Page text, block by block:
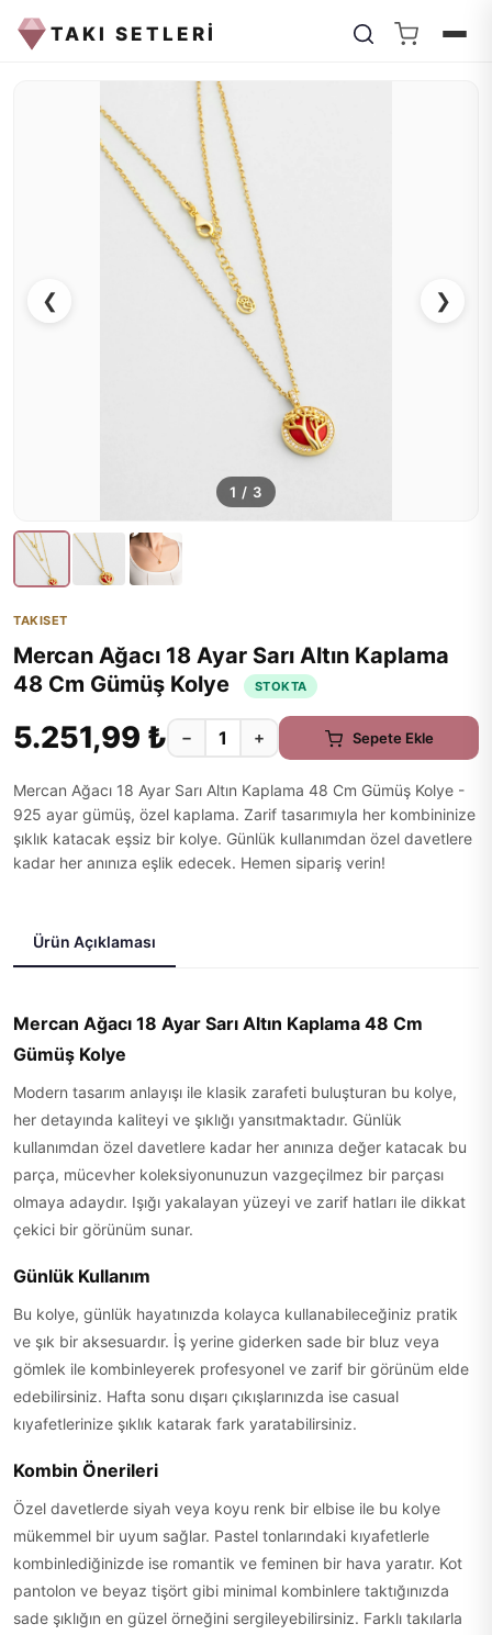
TAKI SETLERİ
❮ ❯
1 / 3
TAKISET
Mercan Ağacı 18 Ayar Sarı Altın Kaplama
48 Cm Gümüş Kolye
STOKTA
5.251,99 ₺ − + Sepete Ekle
Mercan Ağacı 18 Ayar Sarı Altın Kaplama 48 Cm Gümüş Kolye -
925 ayar gümüş, özel kaplama. Zarif tasarımıyla her kombininize
şıklık katacak eşsiz bir kolye. Günlük kullanımdan özel davetlere
kadar her anınıza eşlik edecek. Hemen sipariş verin!
Ürün Açıklaması
Mercan Ağacı 18 Ayar Sarı Altın Kaplama 48 Cm
Gümüş Kolye
Modern tasarım anlayışı ile klasik zarafeti buluşturan bu kolye,
her detayında kaliteyi ve şıklığı yansıtmaktadır. Günlük
kullanımdan özel davetlere kadar her anınıza değer katacak bu
parça, mücevher koleksiyonunuzun vazgeçilmez bir parçası
olmaya adaydır. Işığı yakalayan yüzeyi ve zarif hatları ile dikkat
çekici bir görünüm sunar.
Günlük Kullanım
Bu kolye, günlük hayatınızda kolayca kullanabileceğiniz pratik
ve şık bir aksesuardır. İş yerine giderken sade bir bluz veya
gömlek ile kombinleyerek profesyonel ve zarif bir görünüm elde
edebilirsiniz. Hafta sonu dışarı çıkışlarınızda ise casual
kıyafetlerinize şıklık katarak fark yaratabilirsiniz.
Kombin Önerileri
Özel davetlerde siyah veya koyu renk bir elbise ile bu kolye
mükemmel bir uyum sağlar. Pastel tonlarındaki kıyafetlerle
kombinlediğinizde ise romantik ve feminen bir hava yaratır. Kot
pantolon ve beyaz tişört gibi minimal kombinlere taktığınızda
sade şıklığın en güzel örneğini sergileyebilirsiniz. Farklı takılarla